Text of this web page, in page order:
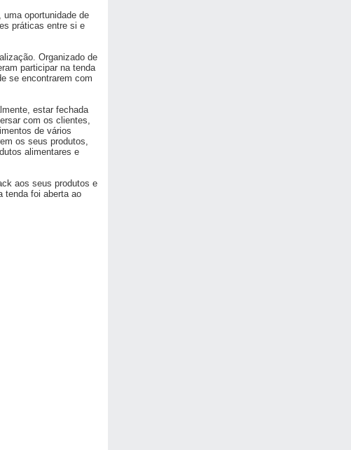
oportunidade de
práticas entre si e
Organizado de
participar na tenda
se encontrarem com
estar fechada
com os clientes,
de vários
os seus produtos,
alimentares e
aos seus produtos e
tenda foi aberta ao